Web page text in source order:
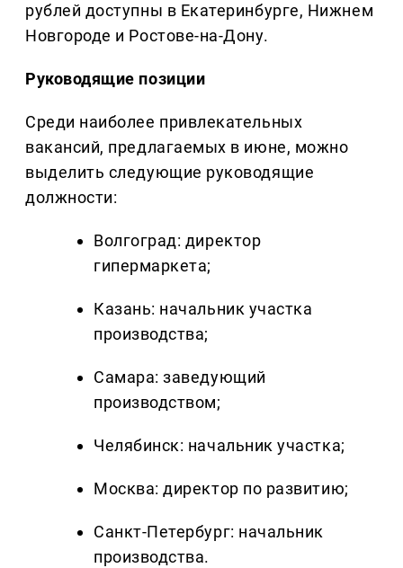
рублей доступны в Екатеринбурге, Нижнем
Новгороде и Ростове-на-Дону.
Руководящие позиции
Среди наиболее привлекательных
вакансий, предлагаемых в июне, можно
выделить следующие руководящие
должности:
Волгоград: директор
гипермаркета;
Казань: начальник участка
производства;
Самара: заведующий
производством;
Челябинск: начальник участка;
Москва: директор по развитию;
Санкт-Петербург: начальник
производства.